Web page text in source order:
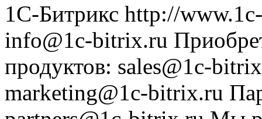
1С-Битрикс http://
info@1c-bitrix.ru
продуктов: sales@1c-
marketing@1c-bitrix.ru